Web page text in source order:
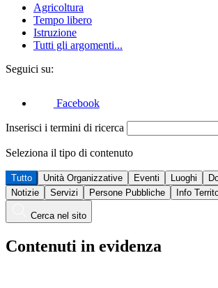
Agricoltura
Tempo libero
Istruzione
Tutti gli argomenti...
Seguici su:
Facebook
Inserisci i termini di ricerca
Seleziona il tipo di contenuto
Tutto Unità Organizzative Eventi Luoghi
Notizie
Servizi Persone Pubbliche Info
Cerca nel sito
Contenuti in evidenza